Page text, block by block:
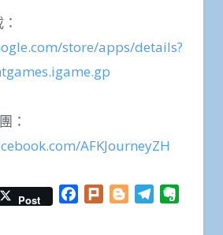
store/apps/details?
：
AFKJourneyZH
Post Facebook
Plurk BloggerTelegram